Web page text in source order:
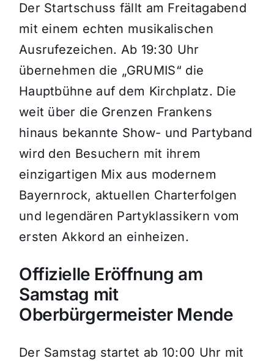
Der Startschuss fällt am Freitagabend
mit einem echten musikalischen
Ausrufezeichen. Ab 19:30 Uhr
übernehmen die „GRUMIS“ die
Hauptbühne auf dem Kirchplatz. Die
weit über die Grenzen Frankens
hinaus bekannte Show- und Partyband
wird den Besuchern mit ihrem
einzigartigen Mix aus modernem
Bayernrock, aktuellen Charterfolgen
und legendären Partyklassikern vom
ersten Akkord an einheizen.
Offizielle Eröffnung am
Samstag mit
Oberbürgermeister Mende
Der Samstag startet ab 10:00 Uhr mit